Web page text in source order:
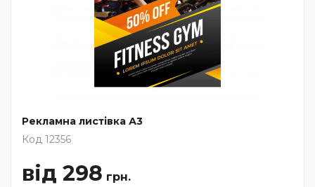
Рекламна листівка А3
Код 12356
від 298 грн.